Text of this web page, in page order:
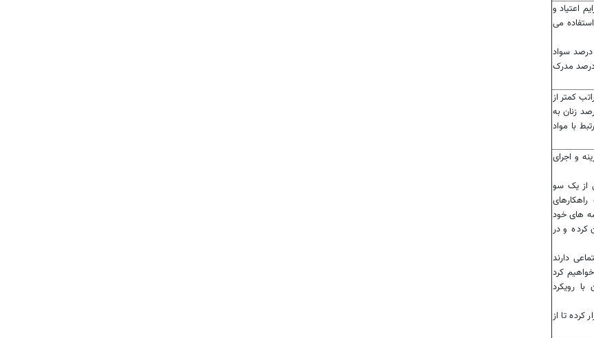
با جرایم اعتیاد و
می
- در آمارهای به دست آمده 3 درصد از زنان معتاد بی سواد مطلق، 15 درصد سواد
15 درصد راهنمایی، 41 د رصد دیپلمه، 9 درصد فوق دیپلم، 10 درصد مدرک
کمتر از
بگونه ای که تنها 12 درصد زنان به جرم سرقت و 10 درصد زنان به
جرائم مرتبط با مواد
و اجرای
از یک سو
های خود
کرده و در
دارند
کرد
رویکرد
کرده تا از